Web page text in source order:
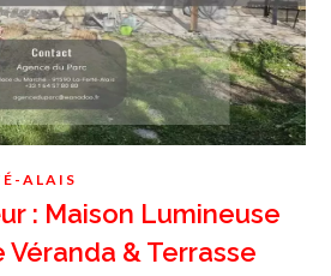
ALAIS
: Maison Lumineuse
Véranda & Terrasse